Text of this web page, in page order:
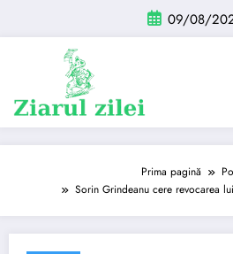
conținut
09/08/
Prima pagină
Sorin Grindeanu cere revocarea